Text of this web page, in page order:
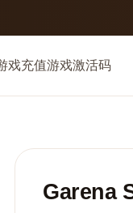
戏充值游戏激活码
Garena